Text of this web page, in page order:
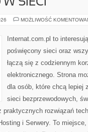
SIECI
MOŻLIWOŚĆ
Internat.com.pl to
poświęcony sieci oraz
łączą się z codziennym
elektronicznego. Strona
dla osób, które chcą lepiej
sieci bezprzewodowych,
praktycznych rozwiązań
i Serwery. To